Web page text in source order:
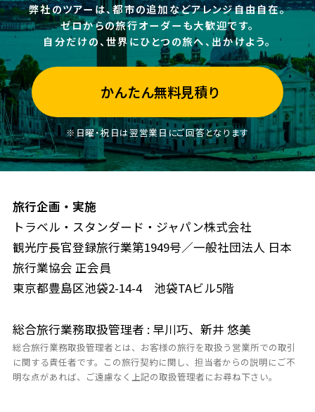
弊社のツアーは、都市の追加などアレンジ自由自在。
ゼロからの旅行オーダーも大歓迎です。
自分だけの、世界にひとつの旅へ、出かけよう。
かんたん無料見積り
※日曜・祝日は翌営業日にご回答となります
旅行企画・実施
トラベル・スタンダード・ジャパン株式会社
観光庁長官登録旅行業第1949号／一般社団法人 日本
旅行業協会 正会員
東京都豊島区池袋2-14-4 池袋TAビル5階
総合旅行業務取扱管理者 : 早川巧、新井 悠美
総合旅行業務取扱管理者とは、お客様の旅行を取扱う営業所での取引
に関する責任者です。この旅行契約に関し、担当者からの説明にご不
明な点があれば、ご遠慮なく上記の取扱管理者にお尋ね下さい。